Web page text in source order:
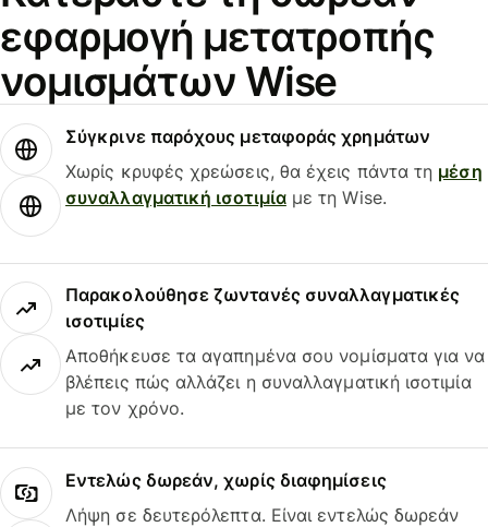
εφαρμογή μετατροπής
νομισμάτων Wise
Σύγκρινε παρόχους μεταφοράς χρημάτων
Χωρίς κρυφές χρεώσεις, θα έχεις πάντα τη μέση
συναλλαγματική ισοτιμίαμε τη Wise.
Παρακολούθησε ζωντανές συναλλαγματικές
ισοτιμίες
Αποθήκευσε τα αγαπημένα σου νομίσματα για να
βλέπεις πώς αλλάζει η συναλλαγματική ισοτιμία
με τον χρόνο.
Εντελώς δωρεάν, χωρίς διαφημίσεις
Λήψη σε δευτερόλεπτα. Είναι εντελώς δωρεάν